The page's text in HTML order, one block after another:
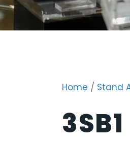
Home / Stand
3SB1